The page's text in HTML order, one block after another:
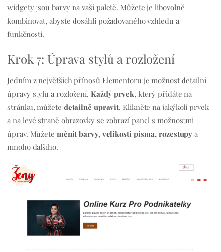
widgety jsou barvy na vaší paletě. Můžete je libovolně
kombinovat, abyste dosáhli požadovaného vzhledu a
funkčnosti.
Krok 7: Úprava stylů a rozložení
Jedním z největších přínosů Elementoru je možnost detailní
úpravy stylů a rozložení. Každý prvek, který přidáte na
stránku, můžete detailně upravit. Klikněte na jakýkoli prvek
a na levé straně obrazovky se zobrazí panel s možnostmi
úprav. Můžete měnit barvy, velikosti písma, rozestupy a
mnoho dalšího.